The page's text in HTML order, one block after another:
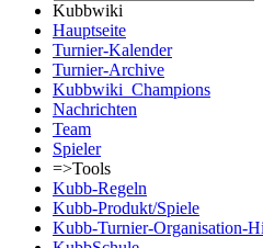
Kubbwiki
Hauptseite
Turnier-Kalender
Turnier-Archive
Kubbwiki_Champions
Nachrichten
Team
Spieler
=>Tools
Kubb-Regeln
Kubb-Produkt/Spiele
Kubb-Turnier-Organisation-